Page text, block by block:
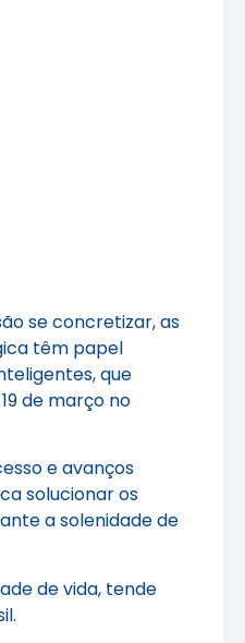
se concretizar, as
têm papel
que
de março no
e avanços
solucionar os
a solenidade de
de vida, tende